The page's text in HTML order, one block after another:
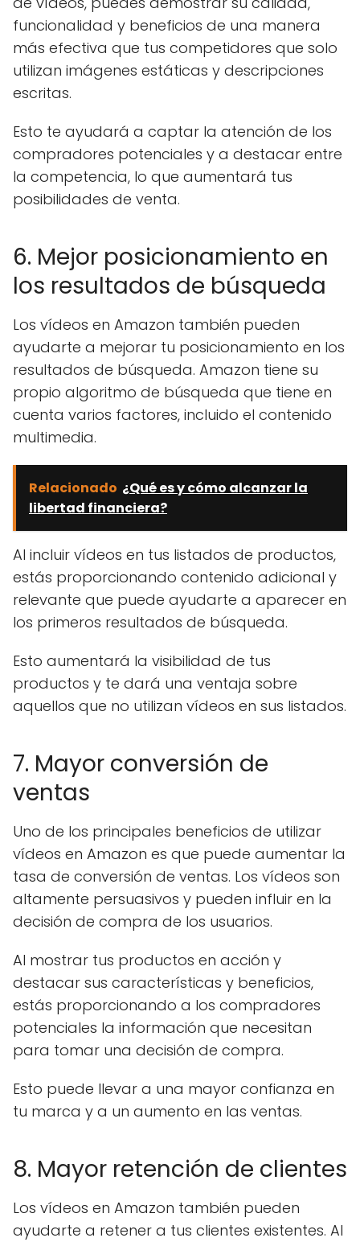
funcionalidad y beneficios de una manera
más efectiva que tus competidores que solo
utilizan imágenes estáticas y descripciones
escritas.
Esto te ayudará a captar la atención de los
compradores potenciales y a destacar entre
la competencia, lo que aumentará tus
posibilidades de venta.
6. Mejor posicionamiento en
los resultados de búsqueda
Los vídeos en Amazon también pueden
ayudarte a mejorar tu posicionamiento en los
resultados de búsqueda. Amazon tiene su
propio algoritmo de búsqueda que tiene en
cuenta varios factores, incluido el contenido
multimedia.
Relacionado ¿Qué es y cómo alcanzar la
libertad financiera?
Al incluir vídeos en tus listados de productos,
estás proporcionando contenido adicional y
relevante que puede ayudarte a aparecer en
los primeros resultados de búsqueda.
Esto aumentará la visibilidad de tus
productos y te dará una ventaja sobre
aquellos que no utilizan vídeos en sus listados.
7. Mayor conversión de
ventas
Uno de los principales beneficios de utilizar
vídeos en Amazon es que puede aumentar la
tasa de conversión de ventas. Los vídeos son
altamente persuasivos y pueden influir en la
decisión de compra de los usuarios.
Al mostrar tus productos en acción y
destacar sus características y beneficios,
estás proporcionando a los compradores
potenciales la información que necesitan
para tomar una decisión de compra.
Esto puede llevar a una mayor confianza en
tu marca y a un aumento en las ventas.
8. Mayor retención de clientes
Los vídeos en Amazon también pueden
ayudarte a retener a tus clientes existentes. Al